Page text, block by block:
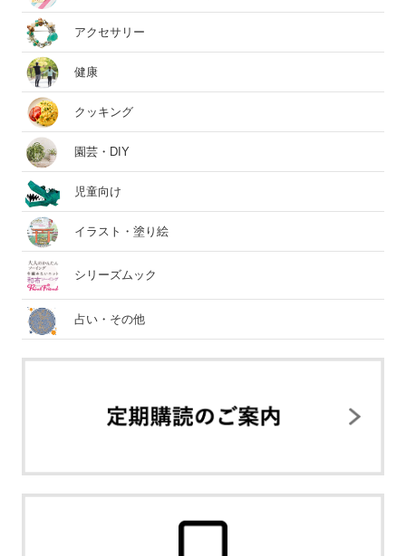
アクセサリー
健康
クッキング
園芸・DIY
児童向け
イラスト・塗り絵
シリーズムック
占い・その他